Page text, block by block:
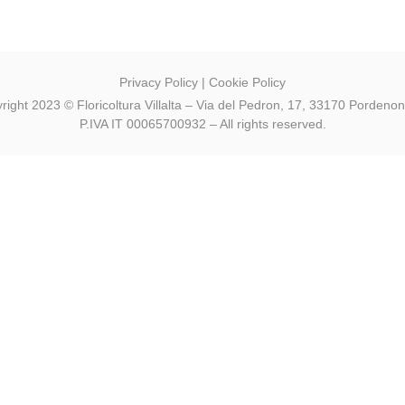
Privacy Policy | Cookie Policy
2023 © Floricoltura Villalta – Via del Pedron, 17, 33170
P.IVA IT 00065700932 – All rights reserved.